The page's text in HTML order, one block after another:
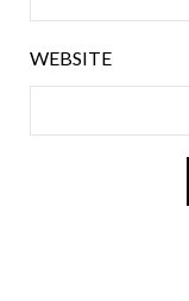
WEBSITE